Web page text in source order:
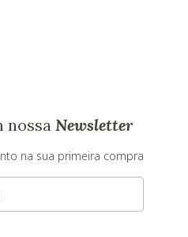
nossa Newsletter
na sua primeira compra